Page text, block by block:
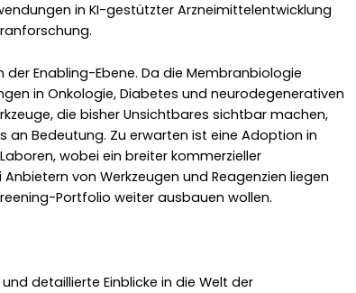
in KI-gestützter Arzneimittelentwicklung
der Enabling-Ebene. Da die Membranbiologie
in Onkologie, Diabetes und neurodegenerativen
die bisher Unsichtbares sichtbar machen,
an Bedeutung. Zu erwarten ist eine Adoption in
wobei ein breiter kommerzieller
von Werkzeugen und Reagenzien liegen
Portfolio weiter ausbauen wollen.
detaillierte Einblicke in die Welt der